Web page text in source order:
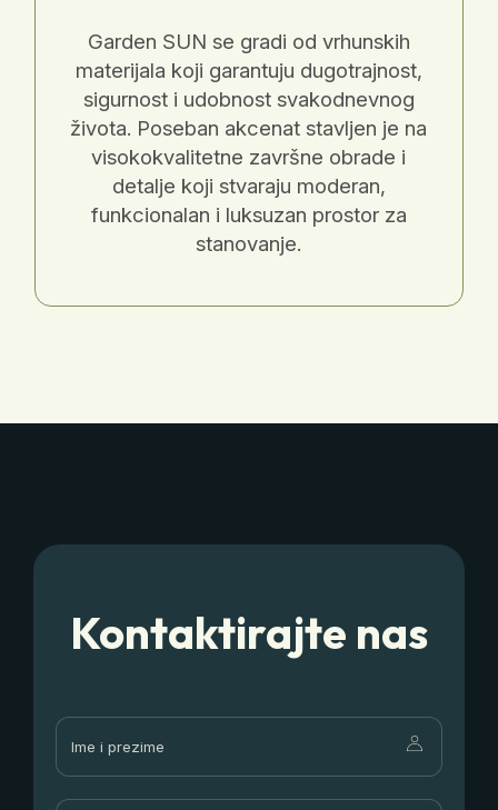
Garden SUN se gradi od vrhunskih
materijala koji garantuju dugotrajnost,
sigurnost i udobnost svakodnevnog
života. Poseban akcenat stavljen je na
visokokvalitetne završne obrade i
detalje koji stvaraju moderan,
funkcionalan i luksuzan prostor za
stanovanje.
Kontaktirajte nas